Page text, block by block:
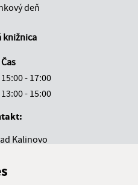
deň
knižnica
Čas
15:00 - 17:00
13:00 - 15:00
Kalinovo